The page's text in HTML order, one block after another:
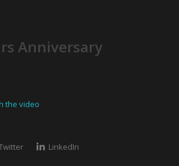
Anniversary
the video
LinkedIn